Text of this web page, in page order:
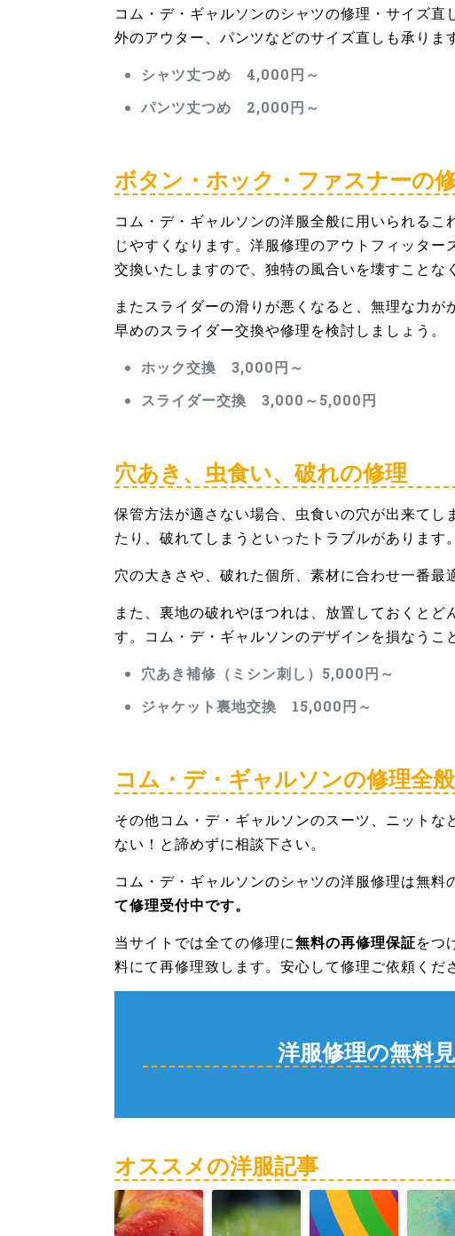
コム・デ・ギャルソンのシャツの修理・サイズ
外のアウター、パンツなどのサイズ直しも承りま
シャツ丈つめ 4,000円～
パンツ丈つめ 2,000円～
ボタン・ホック・ファスナーの
コム・デ・ギャルソンの洋服全般に用いられる
じやすくなります。洋服修理のアウトフィッター
交換いたしますので、独特の風合いを壊すことな
またスライダーの滑りが悪くなると、無理な力
早めのスライダー交換や修理を検討しましょう。
ホック交換 3,000円～
スライダー交換 3,000～5,000円
穴あき、虫食い、破れの修理
保管方法が適さない場合、虫食いの穴が出来て
たり、破れてしまうといったトラブルがあります。
穴の大きさや、破れた個所、素材に合わせ一番最
また、裏地の破れやほつれは、放置しておくと
す。コム・デ・ギャルソンのデザインを損なうこ
穴あき補修（ミシン刺し）5,000円～
ジャケット裏地交換 15,000円～
コム・デ・ギャルソンの修理全般
その他コム・デ・ギャルソンのスーツ、ニット
ない！と諦めずに相談下さい。
コム・デ・ギャルソンのシャツの洋服修理は無料
て修理受付中です。
当サイトでは全ての修理に無料の再修理保証をつ
料にて再修理致します。安心して修理ご依頼くだ
洋服修理の無料
オススメの洋服記事